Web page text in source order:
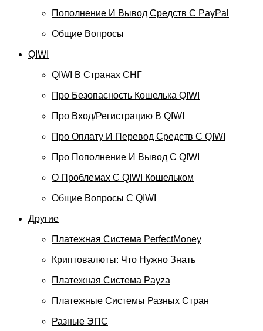
Пополнение И Вывод Средств С PayPal
Общие Вопросы
QIWI
QIWI В Странах СНГ
Про Безопасность Кошелька QIWI
Про Вход/регистрацию В QIWI
Про Оплату И Перевод Средств C QIWI
Про Пополнение И Вывод С QIWI
О Проблемах С QIWI Кошельком
Общие Вопросы С QIWI
Другие
Платежная Система PerfectMoney
Криптовалюты: Что Нужно Знать
Платежная Система Payza
Платежные Системы Разных Стран
Разные ЭПС